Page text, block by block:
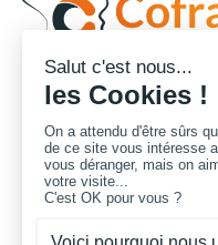
Concepteur et
Cofradis répond aux
services des collectivités
de travaux publics, lycées,
Nous contacter